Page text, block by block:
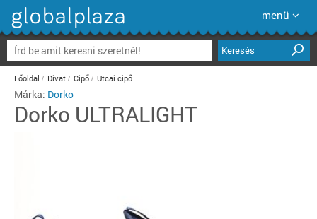
menü
Keresés
Főoldal Divat Cipő Utcai cipő
Márka: Dorko
Dorko ULTRALIGHT